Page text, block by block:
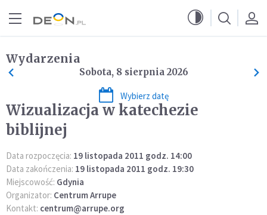
Wydarzenia
Sobota, 8 sierpnia 2026
Wybierz datę
Wizualizacja w katechezie
biblijnej
Data rozpoczęcia: 19 listopada 2011 godz. 14:00
Data zakończenia: 19 listopada 2011 godz. 19:30
Miejscowość: Gdynia
Organizator: Centrum Arrupe
Kontakt: centrum@arrupe.org